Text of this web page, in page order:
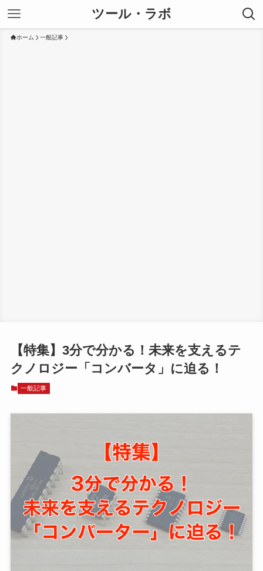
ツール・ラボ
ホーム 一般記事
【特集】3分で分かる！未来を支えるテ
クノロジー「コンバータ」に迫る！
一般記事